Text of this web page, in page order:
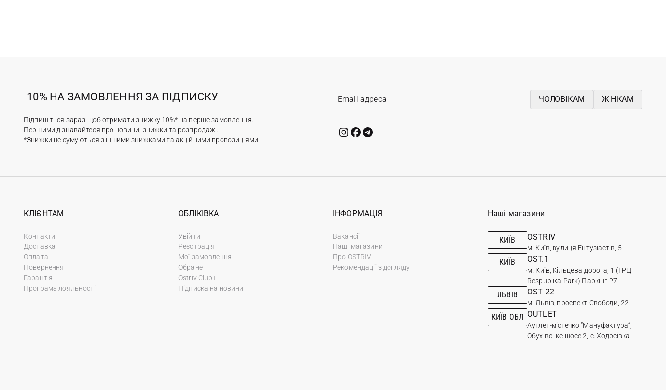
-10% НА ЗАМОВЛЕННЯ ЗА ПІДПИСКУ
Підпишіться зараз щоб отримати знижку 10%* на перше замовлення.
Першими дізнавайтеся про новини, знижки та розпродажі.
*Знижки не сумуються з іншими знижками та акційними пропозиціями.
ЧОЛОВІКАМ ЖІНКАМ
КЛІЄНТАМ
Контакти
Доставка
Оплата
Повернення
Гарантія
Програма лояльності
ОБЛІКІВКА
Увійти
Реєстрація
Мої замовлення
Обране
Ostriv Club+
Підписка на новини
ІНФОРМАЦІЯ
Вакансії
Наші магазини
Про OSTRIV
Рекомендації з догляду
Наші магазини
КИЇВ OSTRIV
м. Київ, вулиця Ентузіастів, 5
КИЇВ OST.1
м. Київ, Кільцева дорога, 1 (ТРЦ
Respublika Park) Паркінг Р7
ЛЬВІВ OST 22
м. Львів, проспект Свободи, 22
КИЇВ ОБЛ OUTLET
Аутлет-містечко “Мануфактура”,
Обухівське шосе 2, с. Ходосівка